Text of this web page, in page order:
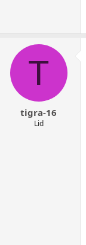
T
tigra-16
Lid